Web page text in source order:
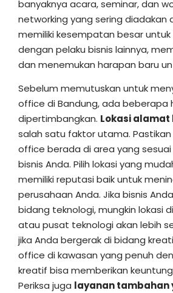
banyaknya acara, seminar, dan
networking yang sering diadakan
memiliki kesempatan besar
dengan pelaku bisnis lainnya,
dan menemukan harapan baru
Sebelum memutuskan untuk
office di Bandung, ada beberapa
dipertimbangkan. Lokasi alamat
salah satu faktor utama.
office berada di area yang
bisnis Anda. Pilih lokasi yang
memiliki reputasi baik untuk
perusahaan Anda. Jika bisnis
bidang teknologi, mungkin lokasi
atau pusat teknologi akan lebih
jika Anda bergerak di bidang
office di kawasan yang penuh
kreatif bisa memberikan
Periksa juga layanan tambahan